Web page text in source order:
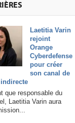
Laetitia Varin
rejoint
Orange
Cyberdefense
pour créer
son canal de
que responsable du
Laetitia Varin aura